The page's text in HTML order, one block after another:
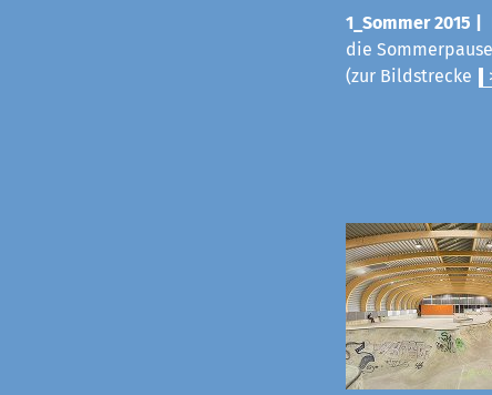
1_Sommer 2015 |
die
(zur Bildstrecke